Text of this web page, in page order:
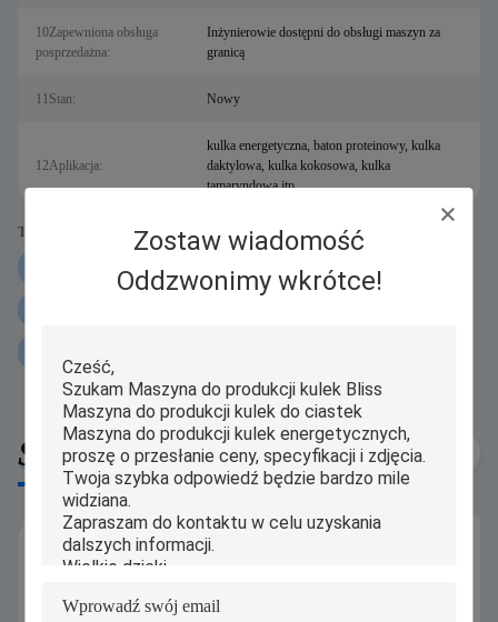
Zostaw wiadomość
Oddzwonimy wkrótce!
10Zapewniona obsługa
posprzedażna:
Inżynierowie dostępni do obsługi maszyn za
granicą
11Stan: Nowy
12Aplikacja:
kulka energetyczna, baton proteinowy, kulka
daktylowa, kulka kokosowa, kulka
tamaryndowa itp.
Tags:
250g Maszyna do toczenia kulek proteinowych
Similar Products